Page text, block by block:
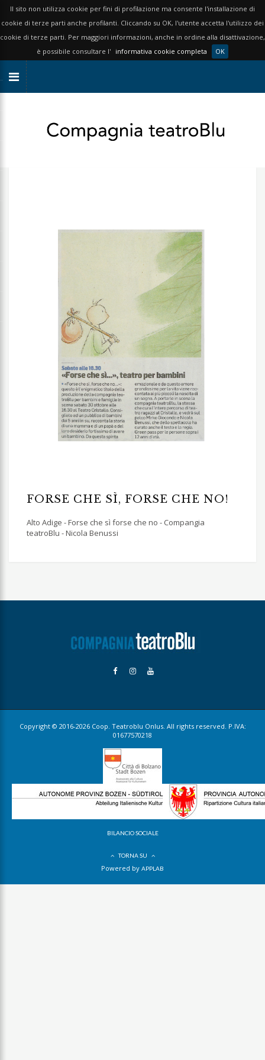
Il sito non utilizza cookie per fini di profilazione ma consente l'installazione di
cookie di terze parti anche profilanti. Cliccando su OK, l'utente accetta l'utilizzo dei
cookie di terze parti. Per maggiori informazioni, anche in ordine alla disattivazione,
è possibile consultare l' informativa cookie completa OK
FORSE CHE SÌ, FORSE CHE NO!
Alto Adige - Forse che sì forse che no - Compangia
teatroBlu - Nicola Benussi
Copyright © 2016-2026 Coop. Teatroblu Onlus. All rights reserved. P.IVA:
01677570218
BILANCIO SOCIALE
TORNA SU
Powered by APPLAB